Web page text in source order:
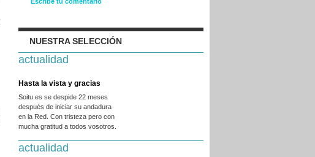
NUESTRA SELECCIÓN
actualidad
Hasta la vista y gracias
Soitu.es se despide 22 meses
después de iniciar su andadura
en la Red. Con tristeza pero con
mucha gratitud a todos vosotros.
actualidad